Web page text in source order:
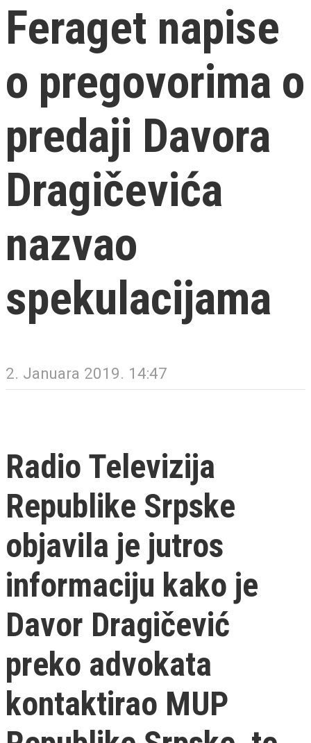
Feraget napise
o pregovorima o
predaji Davora
Dragičevića
nazvao
spekulacijama
2. Januara 2019. 14:47
Radio Televizija
Republike Srpske
objavila je jutros
informaciju kako je
Davor Dragičević
preko advokata
kontaktirao MUP